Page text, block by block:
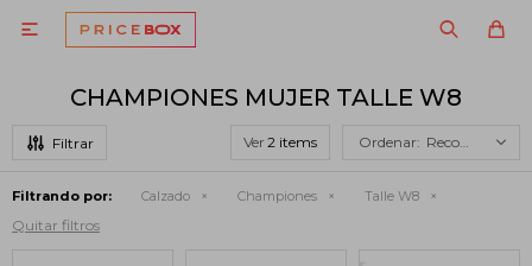

CHAMPIONES MUJER TALLE W8
Ver Recomendados
Filtrando por: Calzado Championes Talle W8
Quitar filtros